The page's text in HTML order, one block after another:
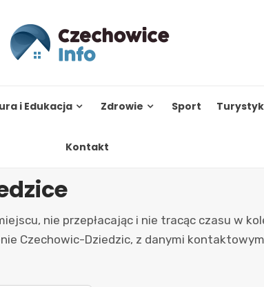
i Edukacja Zdrowie Sport
Kontakt
nie przepłacając i nie tracąc czasu w
Czechowic-Dziedzic, z danymi